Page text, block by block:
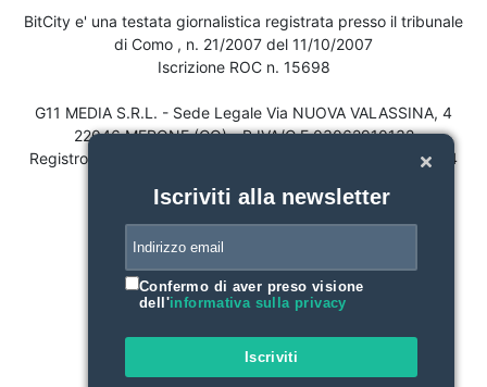
BitCity e' una testata giornalistica registrata presso il tribunale
di Como , n. 21/2007 del 11/10/2007
Iscrizione ROC n. 15698
G11 MEDIA S.R.L. - Sede Legale Via NUOVA VALASSINA, 4
22046 MERONE (CO) - P.IVA/C.F.03062910132
Registro imprese di Como n. 03062910132 - REA n. 293834
Iscriviti alla newsletter
Confermo di aver preso visione
dell'informativa sulla privacy
Iscriviti